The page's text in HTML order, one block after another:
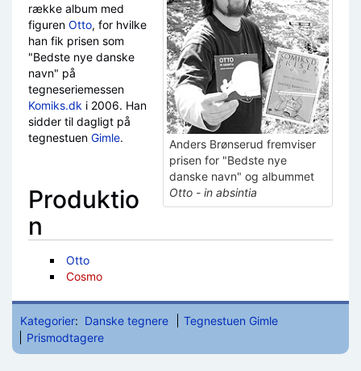
Anders Brønserud fremviser
prisen for "Bedste nye
danske navn" og albummet
Otto - in absintia
række album med
figuren Otto, for hvilke
han fik prisen som
"Bedste nye danske
navn" på
tegneseriemessen
Komiks.dk i 2006. Han
sidder til dagligt på
tegnestuen Gimle.
Produktio
n
Otto
Cosmo
Kategorier: Danske tegnere
Tegnestuen Gimle
Prismodtagere